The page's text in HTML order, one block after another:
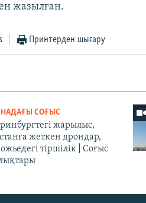
жазылған.
Принтерден шығару
СОҒЫС
жарылыс,
жеткен дрондар,
тіршілік | Cоғыс